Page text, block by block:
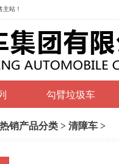
站！
勾臂垃圾车
热销产品分类 > 清障车 >